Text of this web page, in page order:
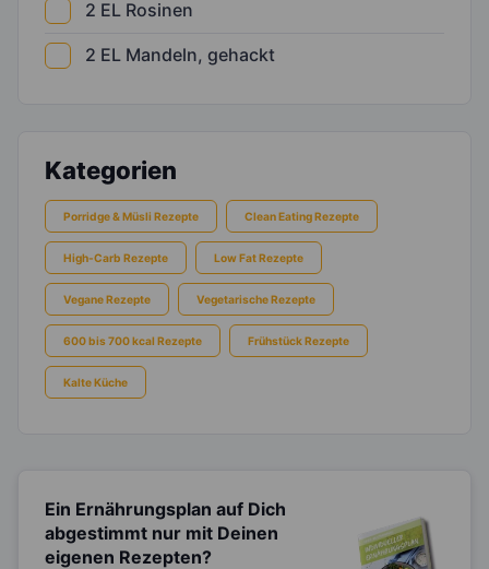
2 EL Rosinen
2 EL Mandeln, gehackt
Kategorien
Porridge & Müsli Rezepte Clean Eating Rezepte
High-Carb Rezepte Low Fat Rezepte
Vegane Rezepte Vegetarische Rezepte
600 bis 700 kcal Rezepte Frühstück Rezepte
Kalte Küche
Ein Ernährungsplan auf Dich
abgestimmt nur mit Deinen
eigenen Rezepten?